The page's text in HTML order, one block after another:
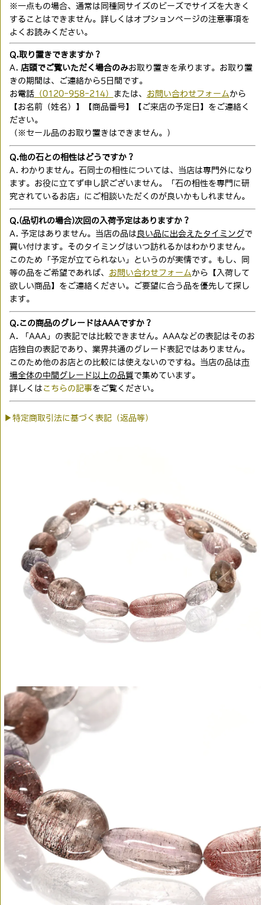
※一点もの場合、通常は同種同サイズのビーズでサイズを大きく
することはできません。詳しくはオプションページの注意事項を
よくお読みください。
Q.取り置きできますか？
A. 店頭でご覧いただく場合のみお取り置きを承ります。お取り置
きの期間は、ご連絡から5日間です。
お電話（0120-958-214） または、 お問い合わせフォーム から
【お名前（姓名）】【商品番号】【ご来店の予定日】をご連絡く
ださい。
（※セール品のお取り置きはできません。）
Q.他の石との相性はどうですか？
A. わかりません。石同士の相性については、当店は専門外になり
ます。お役に立てず申し訳ございません。「石の相性を専門に研
究されているお店」にご相談いただくのが良いかもしれません。
Q.(品切れの場合)次回の入荷予定はありますか？
A. 予定はありません。当店の品は 良い品に出会えたタイミングで
買い付けます。そのタイミングはいつ訪れるかはわかりません。
このため「予定が立てられない」というのが実情です。もし、同
等の品をご希望であれば、 お問い合わせフォーム から【入荷して
欲しい商品】をご連絡ください。ご要望に合う品を優先して探し
ます。
Q.この商品のグレードはAAAですか？
A. 「AAA」の表記では比較できません。AAAなどの表記はそのお
店独自の表記であり、業界共通のグレード表記ではありません。
このため他のお店との比較には使えないのですね。当店の品は市
場全体の中間グレード以上の品質で集めています。
詳しくは こちらの記事をご覧ください。
▶特定商取引法に基づく表記（返品等）